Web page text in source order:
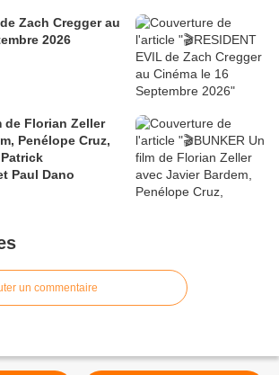
de Zach Cregger au
2026
de Florian Zeller
Penélope Cruz,
Paul Dano
un commentaire